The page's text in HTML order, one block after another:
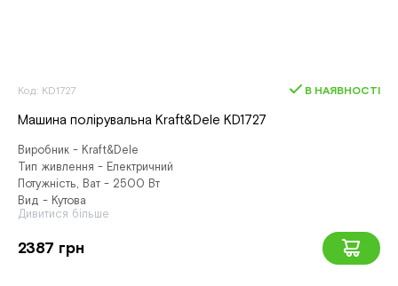
Код: KD1727 В НАЯВНОСТІ
Машина полірувальна Kraft&Dele KD1727
Виробник - Kraft&Dele
Тип живлення - Електричний
Потужність, Ват - 2500 Вт
Вид - Кутова
Дивитися більше
2387 грн